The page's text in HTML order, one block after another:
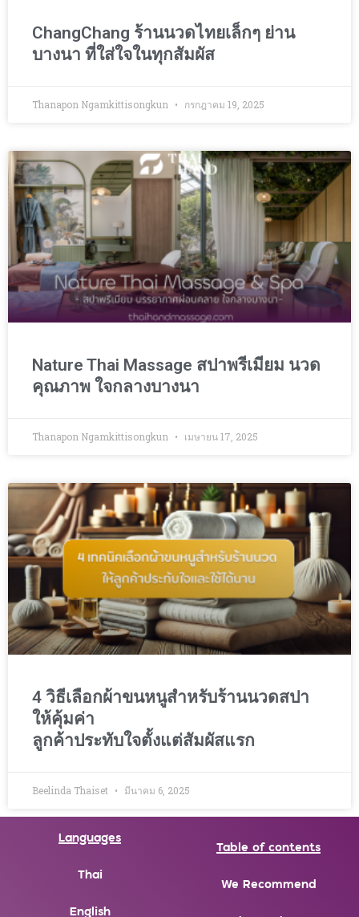
ChangChang ร้านนวดไทยเล็กๆ ย่าน
บางนา ที่ใส่ใจในทุกสัมผัส
Thanapon Ngamkittisongkun กรกฎาคม 19, 2025
Nature Thai Massage สปาพรีเมียม นวด
คุณภาพ ใจกลางบางนา
Thanapon Ngamkittisongkun เมษายน 17, 2025
4 วิธีเลือกผ้าขนหนูสำหรับร้านนวดสปา
ให้คุ้มค่า
ลูกค้าประทับใจตั้งแต่สัมผัสแรก
Beelinda Thaiset มีนาคม 6, 2025
Languages
Thai
English
Table of contents
We Recommend